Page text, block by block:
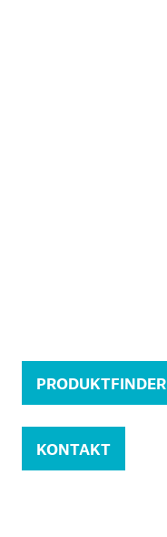
PRODUKTFINDER
KONTAKT